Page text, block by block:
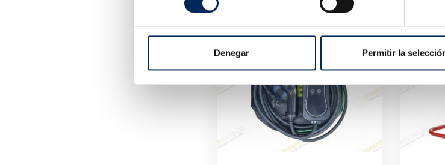
Denegar Permitir la